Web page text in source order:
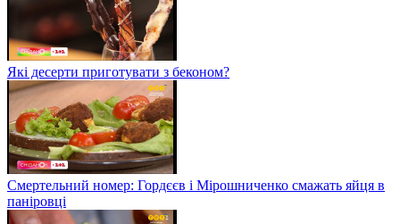
Які десерти приготувати з беконом?
Смертельний номер: Гордєєв і Мірошниченко смажать яйця в
паніровці